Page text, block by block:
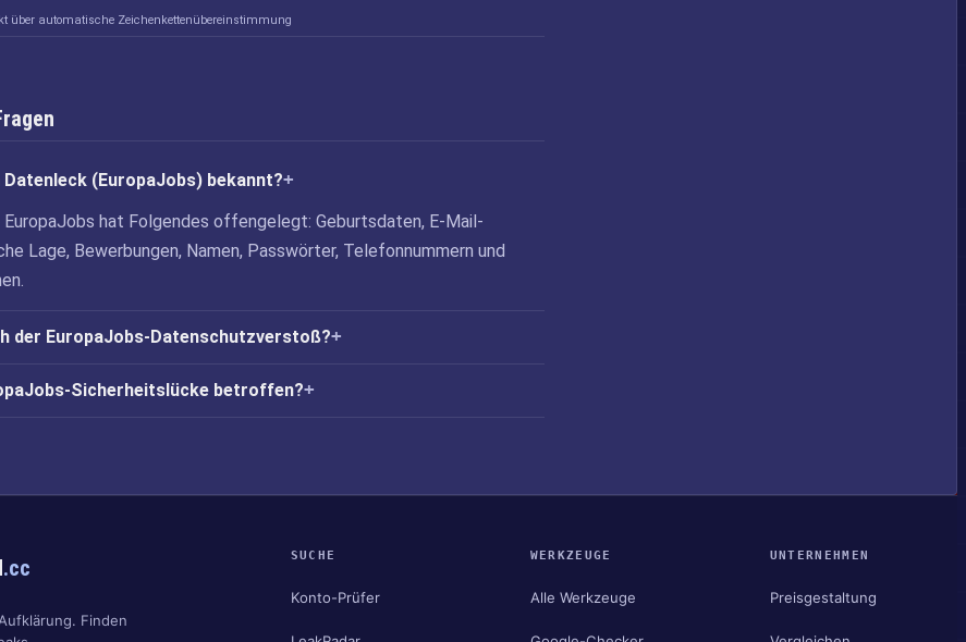
über automatische Zeichenkettenübereinstimmung
Datenleck (EuropaJobs) bekannt?
hat Folgendes offengelegt: Geburtsdaten, E-Mail-
Lage, Bewerbungen, Namen, Passwörter, Telefonnummern und
der EuropaJobs-Datenschutzverstoß?
Sicherheitslücke betroffen?
.cc
Finden
SUCHE
Konto-Prüfer
WERKZEUGE
Alle Werkzeuge
UNTERNEHMEN
Preisgestaltung